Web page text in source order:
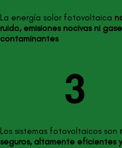
La energía solor fotovoltaica
ruido, emisiones nocivas ni
contaminantes
3
Los sistemas fotovoltaicos son
seguros, altamente eficientes